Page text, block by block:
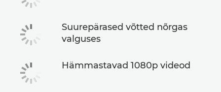
Suurepärased võtted nõrgas
valguses
Hämmastavad 1080p videod